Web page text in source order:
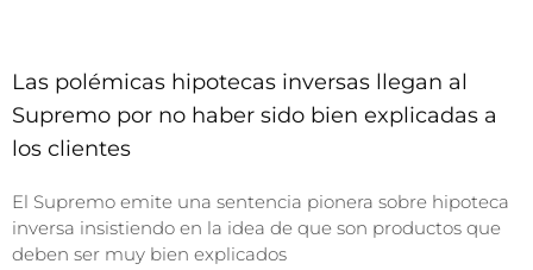
Las polémicas hipotecas inversas llegan al
Supremo por no haber sido bien explicadas a
los clientes
El Supremo emite una sentencia pionera sobre hipoteca
inversa insistiendo en la idea de que son productos que
deben ser muy bien explicados